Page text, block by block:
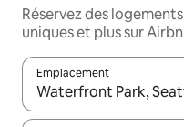
Réservez des
uniques et plus sur
Emplacement
Quand les résultats sont